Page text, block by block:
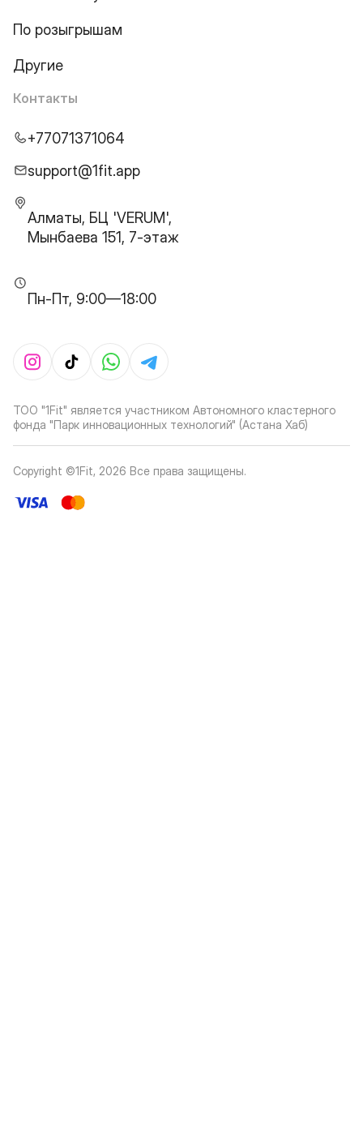
По розыгрышам
Другие
Контакты
+77071371064
support@1fit.app
Алматы, БЦ 'VERUM',
Мынбаева 151, 7-этаж
Пн-Пт, 9:00—18:00
ТОО "1Fit" является участником Автономного кластерного
фонда "Парк инновационных технологий" (Астана Хаб)
Copyright ©1Fit, 2026 Все права защищены.